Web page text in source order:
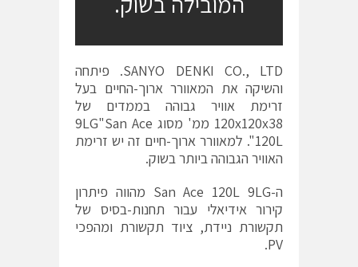
SANYO DENKI CO., LTD. פיתחה
והשיקה את המאוורר ארוך-החיים בעל
זרימת אוויר גבוהה בממדים של
120x120x38 ממ' מסוג 9LG"San Ace
120L". למאוורר ארוך-חיים זה יש זרימת
האוויר הגבוהה ביותר בשוק.
ה-San Ace 120L 9LG מהווה פיתרון
קירור אידיאלי עבור תחנות-בסיס של
תקשורת ניידת, ציוד תקשורת ומהפכי
PV.